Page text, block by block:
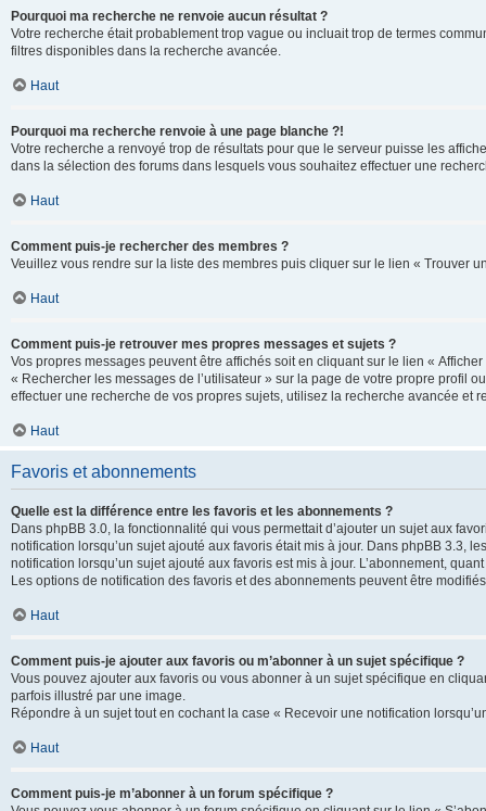
Pourquoi ma recherche ne renvoie aucun résultat ?
Votre recherche était probablement trop vague ou incluait trop de termes
filtres disponibles dans la recherche avancée.
Haut
Pourquoi ma recherche renvoie à une page blanche ?!
Votre recherche a renvoyé trop de résultats pour que le serveur puisse les
dans la sélection des forums dans lesquels vous souhaitez effectuer une
Haut
Comment puis-je rechercher des membres ?
Veuillez vous rendre sur la liste des membres puis cliquer sur le lien « Trouver
Haut
Comment puis-je retrouver mes propres messages et sujets ?
Vos propres messages peuvent être affichés soit en cliquant sur le lien «
« Rechercher les messages de l’utilisateur » sur la page de votre propre profil
effectuer une recherche de vos propres sujets, utilisez la recherche avancée
Haut
Favoris et abonnements
Quelle est la différence entre les favoris et les abonnements ?
Dans phpBB 3.0, la fonctionnalité qui vous permettait d’ajouter un sujet aux
notification lorsqu’un sujet ajouté aux favoris était mis à jour. Dans phpBB 3.3,
notification lorsqu’un sujet ajouté aux favoris est mis à jour. L’abonnement,
Les options de notification des favoris et des abonnements peuvent être
Haut
Comment puis-je ajouter aux favoris ou m’abonner à un sujet spécifique ?
Vous pouvez ajouter aux favoris ou vous abonner à un sujet spécifique en
parfois illustré par une image.
Répondre à un sujet tout en cochant la case « Recevoir une notification
Haut
Comment puis-je m’abonner à un forum spécifique ?